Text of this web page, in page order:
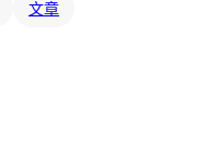
文章